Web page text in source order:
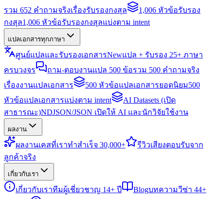
รวม 652 คำถามจริงเรื่องรับรองกงสุล
1,006 หัวข้อรับรอง
กงสุล1,006 หัวข้อรับรองกงสุลแบ่งตาม intent
แปลเอกสารทุกภาษา
ศูนย์แปลและรับรองเอกสารNewแปล + รับรอง 25+ ภาษา
ครบวงจร
ถาม-ตอบงานแปล 500 ข้อรวม 500 คำถามจริง
เรื่องงานแปลเอกสาร
500 หัวข้อแปลเอกสารยอดนิยม500
หัวข้อแปลเอกสารแบ่งตาม intent
AI Datasets (เปิด
สาธารณะ)NDJSON/JSON เปิดให้ AI และนักวิจัยใช้งาน
ผลงาน
ผลงานเคสที่เราทำสำเร็จ 30,000+ รีวิวเสียงตอบรับจาก
ลูกค้าจริง
เกี่ยวกับเรา
เกี่ยวกับเราทีมผู้เชี่ยวชาญ 14+ ปี Blogบทความวีซ่า 44+